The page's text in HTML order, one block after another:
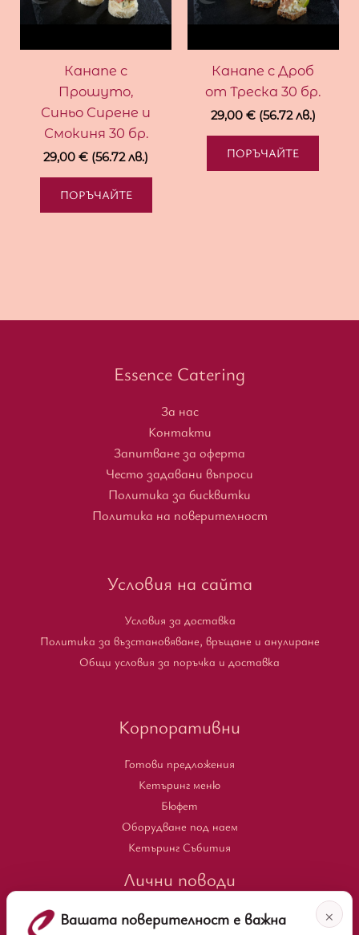
Канапе с
Прошуто,
Синьо Сирене и
Смокиня 30 бр.
29,00€ (56.72 лв.)
ПОРЪЧАЙТЕ
Канапе с Дроб
от Треска 30 бр.
29,00 € (56.72 лв.)
ПОРЪЧАЙТЕ
Essence Catering
За нас
Контакти
Запитване за оферта
Често задавани въпроси
Политика за бисквитки
Политика на поверителност
Условия на сайта
Условия за доставка
Политика за възстановяване, връщане и анулиране
Общи условия за поръчка и доставка
Корпоративни
Готови предложения
Кетъринг меню
Бюфет
Оборудване под наем
Кетъринг Събития
Лични поводи
Кетъринг меню
×
Вашата поверителност е важна